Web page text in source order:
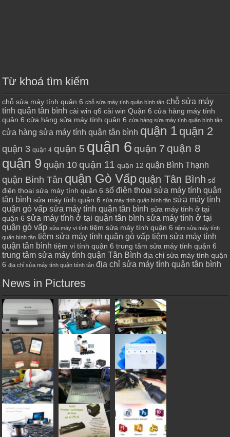
Từ khoá tìm kiếm
chỗ sửa máy tính quận 6 chỗ sửa máy tính quận bình tân chỗ sửa máy
tính quận tân bình cài win q6 cài win Quận 6 cửa hàng máy tính
quận 6 cửa hàng sửa máy tính quận 6 cửa hàng sửa máy tính quận bình tân
cửa hàng sửa máy tính quận tân bình quận 1 quận 2
quận 3 quận 4 quận 5 quận 6 quận 7 quận 8
quận 9 quận 10 quận 11 quận 12 quận Bình Thạnh
quận Bình Tân quận Gò Vấp quận Tân Bình số
điện thoại sửa máy tính quận 6 số điện thoại sửa máy tính quận
tân bình sửa máy tính quận 6 sửa máy tính quận bình tân sửa máy tính
quận gò vấp sửa máy tính quận tân bình sửa máy tính ở tại
quận 6 sửa máy tính ở tại quận tân bình sửa máy tính ở tại
quận gò vấp sửa máy vi tính tiệm sửa máy tính quận 6 tiệm sửa máy tính
quận bình tân tiệm sửa máy tính quận gò vấp tiệm sửa máy tính
quận tân bình tiệm vi tính quận 6 trung tâm sửa máy tính quận 6
trung tâm sửa máy tính quận Tân Bình địa chỉ sửa máy tính quận
6 địa chỉ sửa máy tính quận bình tân địa chỉ sửa máy tính quận tân bình
News in Pictures